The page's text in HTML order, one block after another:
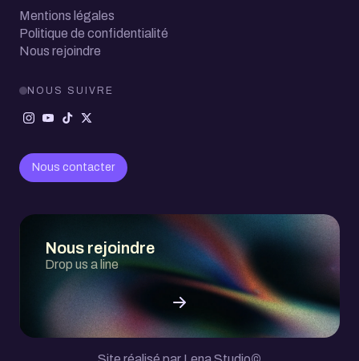
Mentions légales
Politique de confidentialité
Nous rejoindre
NOUS SUIVRE
Nous contacter
Nous rejoindre
Drop us a line